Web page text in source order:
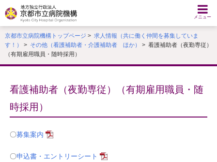
文
へ
移
る
メニュー
京都市立病院機構トップページ > 求人情報（共に働く仲間を募集していま
す！）
> その他（看護補助者・介護補助者 ほか）
> 看護補助者（夜勤専従）
（有期雇用職員・随時採用）
看護補助者（夜勤専従）（有期雇用職員・随
時採用）
〇募集案内
〇申込書・エントリーシート